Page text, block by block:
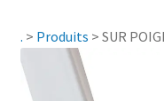
Rééducation
Maternité
. > Produits > SUR